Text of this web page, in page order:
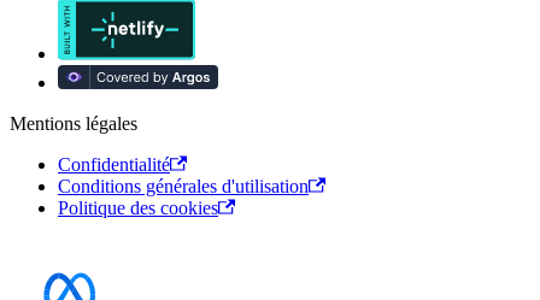
Mentions légales
Confidentialité
Conditions générales d'utilisation
Politique des cookies